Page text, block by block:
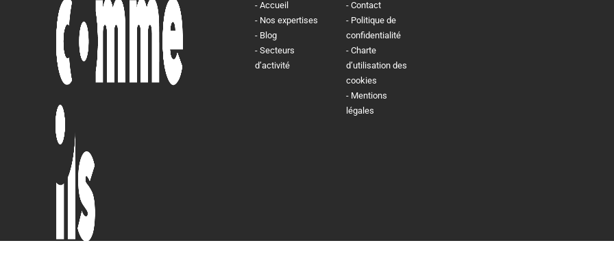
Accueil
Nos expertises
Blog
Secteurs
d’activité
Contact
Politique de
confidentialité
Charte
d’utilisation des
cookies
Mentions
légales